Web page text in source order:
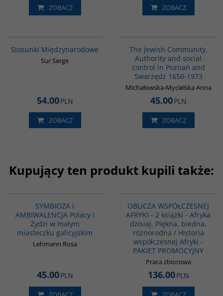
ZOBACZ ZOBACZ
Stosunki Międzynarodowe
Sur Serge
54.00PLN
ZOBACZ
The Jewish Community.
Authority and social
control in Poznań and
Swarzędz 1650-1973
Michałowska-Mycielska Anna
45.00PLN
ZOBACZ
Kupujący ten produkt kupili także:
SYMBIOZA I
AMBIWALENCJA Polacy i
Żydzi w małym
miasteczku galicyjskim
Lehmann Rosa
45.00PLN
OBLICZA WSPÓŁCZESNEJ
AFRYKI - 2 książki - Afryka
dzisiaj. Piękna, biedna,
różnorodna / Historia
współczesnej Afryki -
PAKIET PROMOCYJNY
Praca zbiorowa
136.00PLN